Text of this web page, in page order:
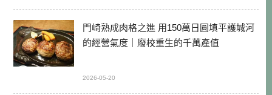
門崎熟成肉格之進 用150萬日圓填平護城河
的經營氣度｜廢校重生的千萬產值
2026-05-20